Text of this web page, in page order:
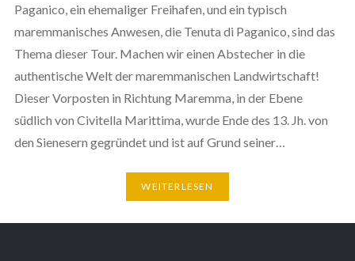
Paganico, ein ehemaliger Freihafen, und ein typisch
maremmanisches Anwesen, die Tenuta di Paganico, sind das
Thema dieser Tour. Machen wir einen Abstecher in die
authentische Welt der maremmanischen Landwirtschaft!
Dieser Vorposten in Richtung Maremma, in der Ebene
südlich von Civitella Marittima, wurde Ende des 13. Jh. von
den Sienesern gegründet und ist auf Grund seiner…
WEITERLESEN